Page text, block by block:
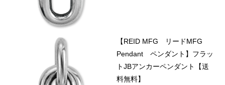
【REID MFG リードMFG
Pendant ペンダント】フラッ
トJBアンカーペンダント【送
料無料】